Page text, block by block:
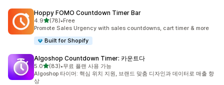
Hoppy FOMO Countdown Timer Bar
4.9별 5개 중
(78)
총 리뷰 78개
•Free
Promote Sales Urgency with sales countdowns, cart timer & more
Built for Shopify
Algoshop Countdown Timer: 카운트다
5.0별 5개 중
(83)
총 리뷰 83개
•무료 플랜 사용 가능
Algoshop 타이머: 핵심 위치 지원, 브랜드 맞춤 디자인과 데이터로 매출 향
상